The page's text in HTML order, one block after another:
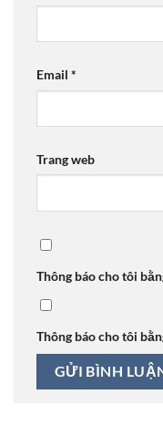
Email *
Trang web
Thông báo cho tôi
Thông báo cho tôi